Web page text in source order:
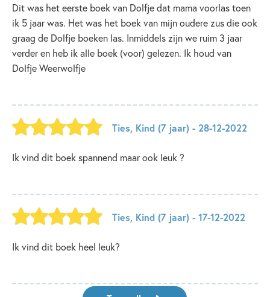
Dit was het eerste boek van Dolfje dat mama voorlas toen
ik 5 jaar was. Het was het boek van mijn oudere zus die ook
graag de Dolfje boeken las. Inmiddels zijn we ruim 3 jaar
verder en heb ik alle boek (voor) gelezen. Ik houd van
Dolfje Weerwolfje‍
Ties, Kind (7 jaar) - 28-12-2022
Ik vind dit boek spannend maar ook leuk ?
Ties, Kind (7 jaar) - 17-12-2022
Ik vind dit boek heel leuk?